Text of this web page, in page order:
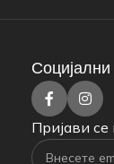
Пријави